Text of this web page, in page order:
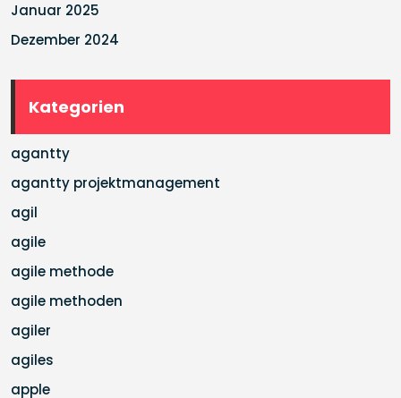
Januar 2025
Dezember 2024
Kategorien
agantty
agantty projektmanagement
agil
agile
agile methode
agile methoden
agiler
agiles
apple